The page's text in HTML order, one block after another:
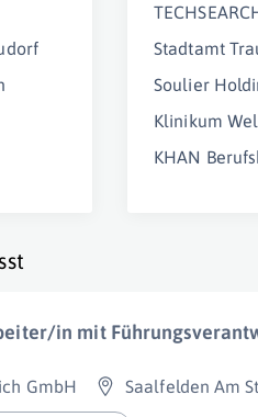
Stadtamt
Soulier
Klinikum
KHAN
in mit
GmbH Saalfelden Am